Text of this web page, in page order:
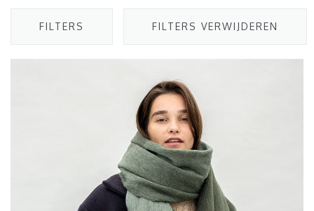
FILTERS FILTERS VERWIJDEREN